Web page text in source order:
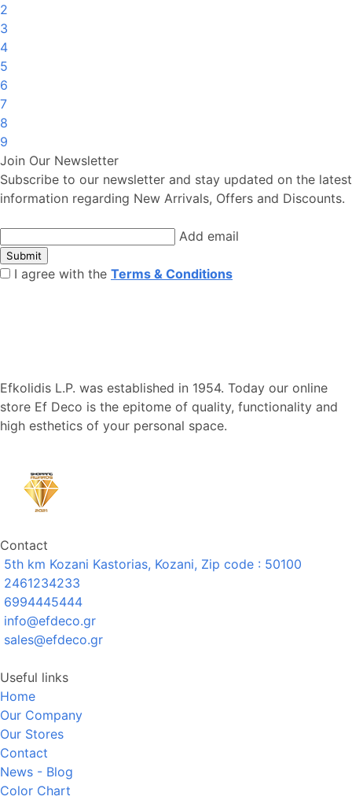
2
3
4
5
6
7
8
9
Join Our Newsletter
Subscribe to our newsletter and stay updated on the latest
information regarding New Arrivals, Offers and Discounts.
Add email
Submit
I agree with the Terms & Conditions
Efkolidis L.P. was established in 1954. Today our online
store Ef Deco is the epitome of quality, functionality and
high esthetics of your personal space.
Contact
5th km Kozani Kastorias, Kozani, Zip code : 50100
2461234233
6994445444
info@efdeco.gr
sales@efdeco.gr
Useful links
Home
Our Company
Our Stores
Contact
News - Blog
Color Chart